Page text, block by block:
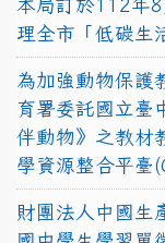
本局訂於112年
理全市「低碳生
為加強動物保護
育署委託國立臺
伴動物》之教材
學資源整合平臺
財團法人中國生